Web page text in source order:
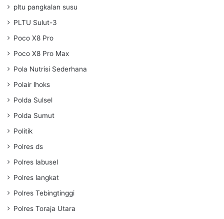
pltu pangkalan susu
PLTU Sulut-3
Poco X8 Pro
Poco X8 Pro Max
Pola Nutrisi Sederhana
Polair lhoks
Polda Sulsel
Polda Sumut
Politik
Polres ds
Polres labusel
Polres langkat
Polres Tebingtinggi
Polres Toraja Utara